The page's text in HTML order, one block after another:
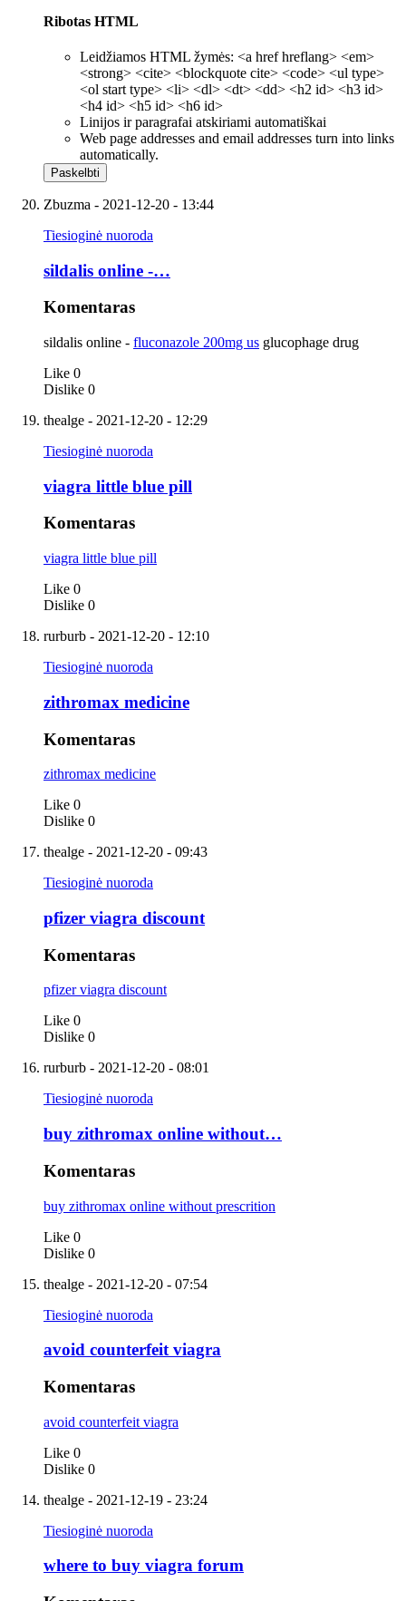
Ribotas HTML
Leidžiamos HTML žymės: <a href hreflang> <em>
<strong> <cite> <blockquote cite> <code> <ul type>
<ol start type> <li> <dl> <dt> <dd> <h2 id> <h3 id>
<h4 id> <h5 id> <h6 id>
Linijos ir paragrafai atskiriami automatiškai
Web page addresses and email addresses turn into links
automatically.
Zbuzma - 2021-12-20 - 13:44
Tiesioginė nuoroda
sildalis online -…
Komentaras
sildalis online - fluconazole 200mg us glucophage drug
Like 0
Dislike 0
thealge - 2021-12-20 - 12:29
Tiesioginė nuoroda
viagra little blue pill
Komentaras
viagra little blue pill
Like 0
Dislike 0
rurburb - 2021-12-20 - 12:10
Tiesioginė nuoroda
zithromax medicine
Komentaras
zithromax medicine
Like 0
Dislike 0
thealge - 2021-12-20 - 09:43
Tiesioginė nuoroda
pfizer viagra discount
Komentaras
pfizer viagra discount
Like 0
Dislike 0
rurburb - 2021-12-20 - 08:01
Tiesioginė nuoroda
buy zithromax online without…
Komentaras
buy zithromax online without prescrition
Like 0
Dislike 0
thealge - 2021-12-20 - 07:54
Tiesioginė nuoroda
avoid counterfeit viagra
Komentaras
avoid counterfeit viagra
Like 0
Dislike 0
thealge - 2021-12-19 - 23:24
Tiesioginė nuoroda
where to buy viagra forum